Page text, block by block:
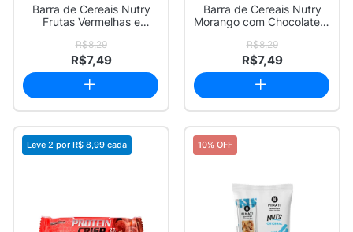
Barra de Cereais Nutry
Frutas Vermelhas e
R$8,29
R$7,49
Barra de Cereais Nutry
Morango com Chocolate 3
R$8,29
R$7,49
Leve 2 por R$ 8,99 cada 10% OFF